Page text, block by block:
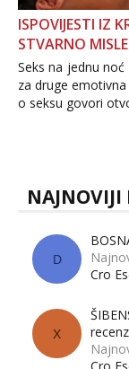
ISPOVIJESTI IZ
STVARNO
Seks na jednu
za druge
o seksu govori
dalje izaziva
NAJNOVIJI
D
Cro
X